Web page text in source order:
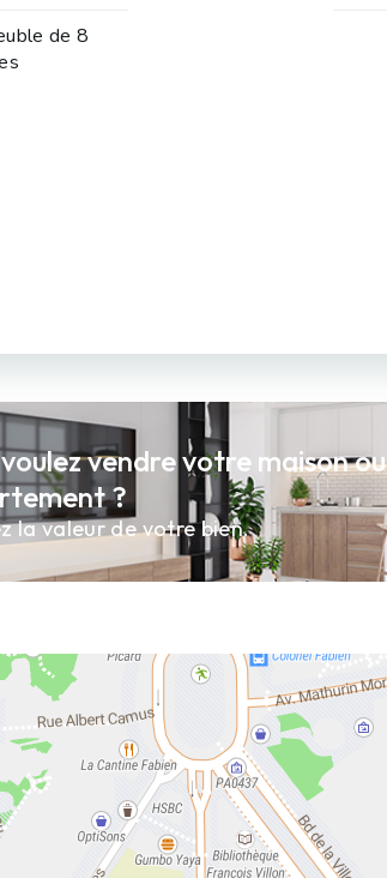
de 8
vendre votre maison ou
?
la valeur de votre bien.